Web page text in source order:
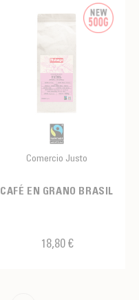
Comercio Justo
CAFÉ EN GRANO BRASIL
18,80 €